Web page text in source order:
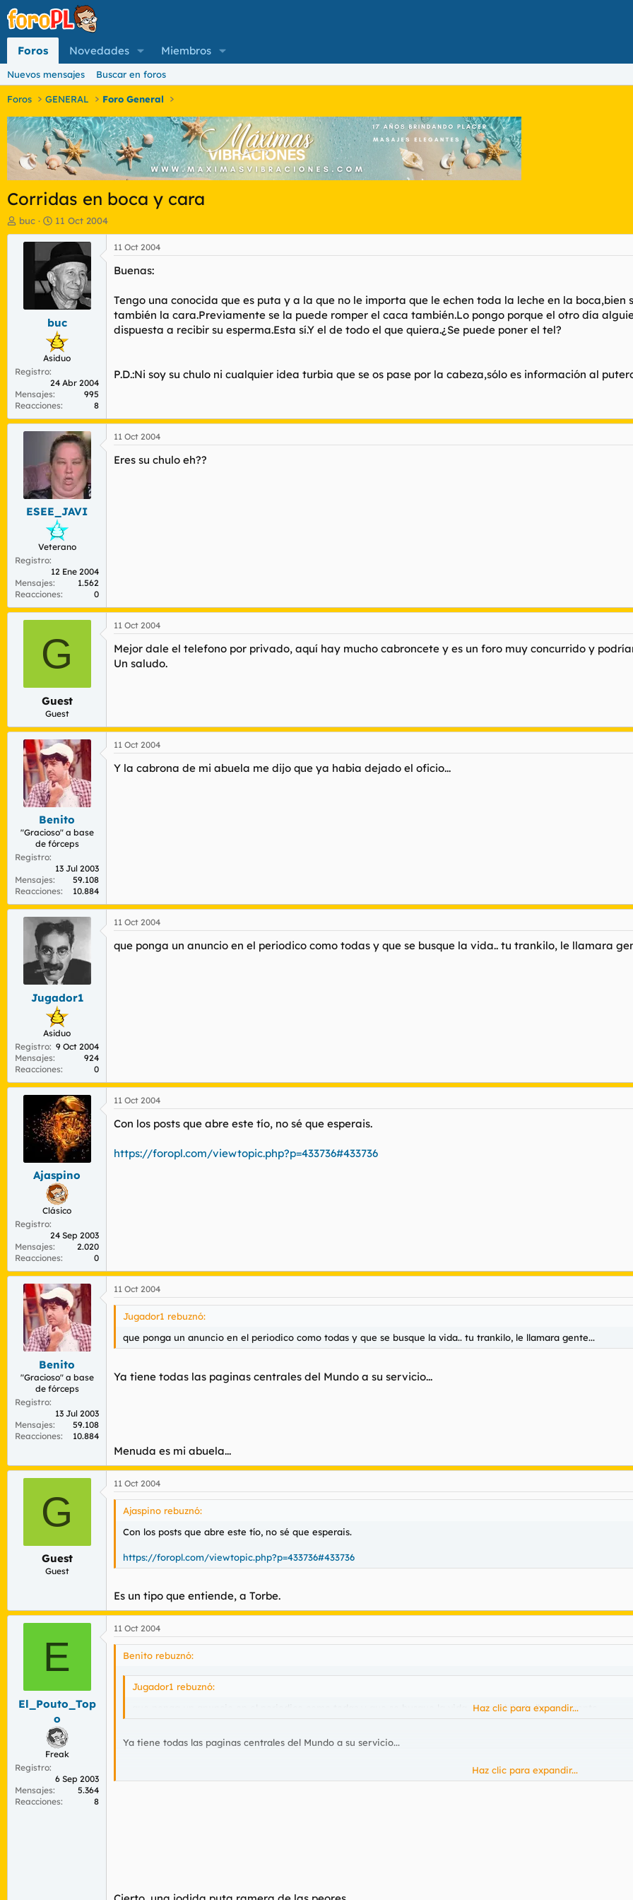
Foros Novedades Miembros
Nuevos mensajes Buscar en foros
Foros GENERAL Foro General
Corridas en boca y cara
I
n
o
t
m
a
buc
F
e
c
a
d
e
i
n
i
c
i
11 Oct 2004
buc
Asiduo
Registro
24 Abr 2004
Mensajes
995
Reacciones
8
11 Oct 2004
Buenas:
Tengo una conocida que es puta y a la que no le importa que le echen toda la leche en la
también la cara.Previamente se la puede romper el caca también.Lo pongo porque el otro día
dispuesta a recibir su esperma.Esta sí.Y el de todo el que quiera.¿Se puede poner el tel?
P.D.:Ni soy su chulo ni cualquier idea turbia que se os pase por la cabeza,sólo es información al
ESEE_JAVI
Veterano
Registro
12 Ene 2004
Mensajes
1.562
Reacciones
0
11 Oct 2004
Eres su chulo eh??
G
Guest
Guest
11 Oct 2004
Mejor dale el telefono por privado, aquí hay mucho cabroncete y es un foro muy concurrido y
Un saludo.
Benito
"Gracioso" a base
de fórceps
Registro
13 Jul 2003
Mensajes
59.108
Reacciones
10.884
11 Oct 2004
Y la cabrona de mi abuela me dijo que ya habia dejado el oficio...
Jugador1
Asiduo
Registro 9 Oct 2004
Mensajes
924
Reacciones
0
11 Oct 2004
que ponga un anuncio en el periodico como todas y que se busque la vida.. tu trankilo, le llamara
Ajaspino
Clásico
Registro
24 Sep 2003
Mensajes
2.020
Reacciones
0
11 Oct 2004
Con los posts que abre este tío, no sé que esperais.
https://foropl.com/viewtopic.php?p=433736#433736
Benito
"Gracioso" a base
de fórceps
Registro
13 Jul 2003
Mensajes
59.108
Reacciones
10.884
11 Oct 2004
Jugador1 rebuznó:
que ponga un anuncio en el periodico como todas y que se busque la vida.. tu trankilo, le llamara gente...
Ya tiene todas las paginas centrales del Mundo a su servicio...
Menuda es mi abuela...
G
Guest
Guest
11 Oct 2004
Ajaspino rebuznó:
Con los posts que abre este tío, no sé que esperais.
https://foropl.com/viewtopic.php?p=433736#433736
Es un tipo que entiende, a Torbe.
E
El_Pouto_Top
o
Freak
Registro
6 Sep 2003
Mensajes
5.364
Reacciones
8
11 Oct 2004
Benito rebuznó:
Jugador1 rebuznó:
que ponga un anuncio en el periodico como todas y que se busque la vida.. tu trankilo, le llamara gente...
Haz clic para expandir...
Ya tiene todas las paginas centrales del Mundo a su servicio...
Haz clic para expandir...